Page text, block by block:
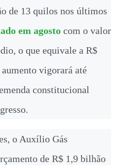
de 13 quilos nos últimos
em agosto com o valor
o que equivale a R$
vigorará até
constitucional
o Auxílio Gás
de R$ 1,9 bilhão